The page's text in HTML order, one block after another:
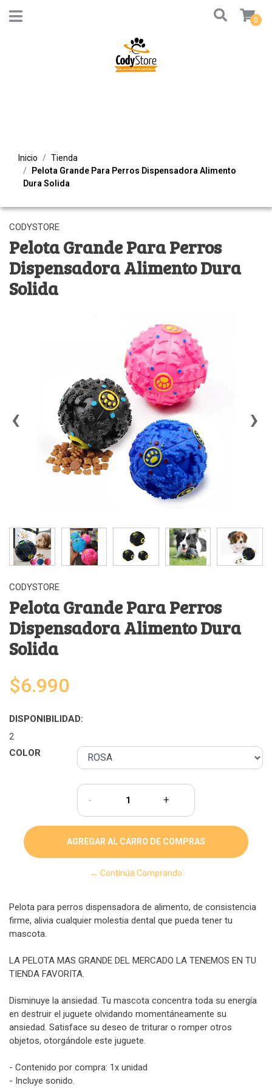
0
Inicio
Tienda
Pelota Grande Para Perros Dispensadora Alimento
Dura Solida
CODYSTORE
Pelota Grande Para Perros
Dispensadora Alimento Dura
Solida
‹ ›
CODYSTORE
Pelota Grande Para Perros
Dispensadora Alimento Dura
Solida
$6.990
DISPONIBILIDAD:
2
COLOR
- +
← Continúa Comprando
Pelota para perros dispensadora de alimento, de consistencia
firme, alivia cualquier molestia dental que pueda tener tu
mascota.
LA PELOTA MAS GRANDE DEL MERCADO LA TENEMOS EN TU
TIENDA FAVORITA.
Disminuye la ansiedad. Tu mascota concentra toda su energía
en destruir el juguete olvidando momentáneamente su
ansiedad. Satisface su deseo de triturar o romper otros
objetos, otorgándole este juguete.
- Contenido por compra: 1x unidad
- Incluye sonido.